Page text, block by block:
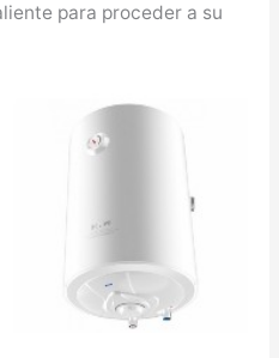
para proceder a su